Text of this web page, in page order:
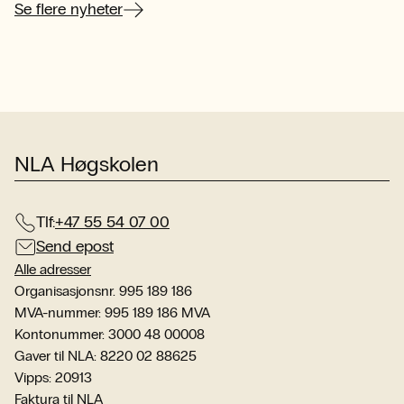
Se flere nyheter
NLA Høgskolen
Tlf:+47 55 54 07 00
Send epost
Alle adresser
Organisasjonsnr. 995 189 186
MVA-nummer: 995 189 186 MVA
Kontonummer: 3000 48 00008
Gaver til NLA: 8220 02 88625
Vipps: 20913
Faktura til NLA